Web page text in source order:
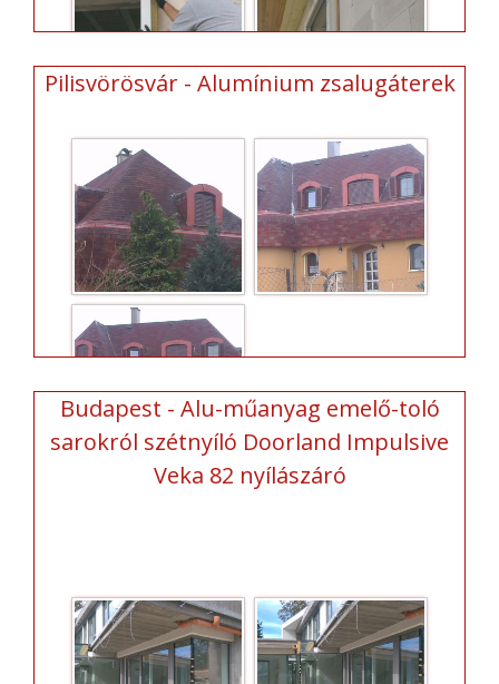
Pilisvörösvár - Alumínium zsalugáterek
Budapest - Alu-műanyag emelő-toló
sarokról szétnyíló Doorland Impulsive
Veka 82 nyílászáró